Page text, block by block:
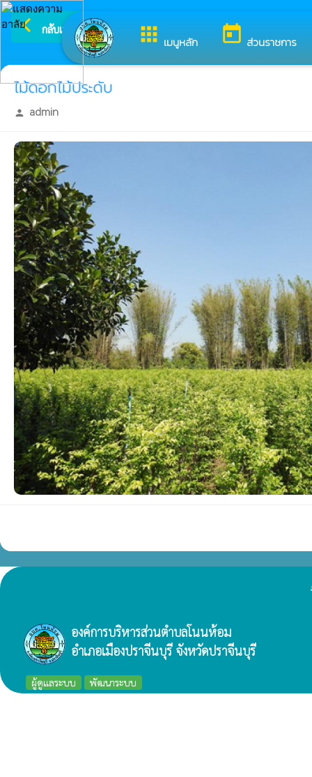
apps เมนูหลัก today ส่วนราชการ
arrow_back_ios กลับเมนูหลัก
ไม้ดอกไม้ประดับ
person admin
องค์การบริหารส่วนตำบลโนนห้อม
อำเภอเมืองปราจีนบุรี จังหวัดปราจีนบุรี
ผู้ดูแลระบบ พัฒนาระบบ